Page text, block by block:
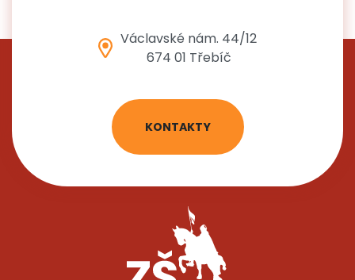
Václavské nám. 44/12
674 01 Třebíč
KONTAKTY